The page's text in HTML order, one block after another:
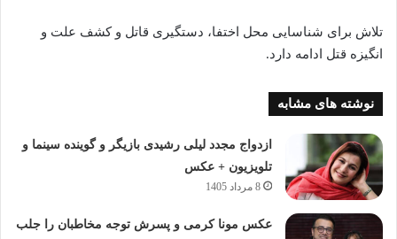
تلاش برای شناسایی محل اختفا، دستگیری قاتل و کشف علت و
انگیزه قتل ادامه دارد.
نوشته های مشابه
ازدواج مجدد لیلی رشیدی بازیگر و گوینده سینما و
تلویزیون + عکس
8 مرداد 1405
عکس مونا کرمی و پسرش توجه مخاطبان را جلب